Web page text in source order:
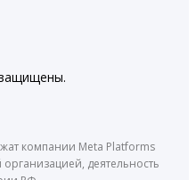
компании Meta Platforms
деятельность